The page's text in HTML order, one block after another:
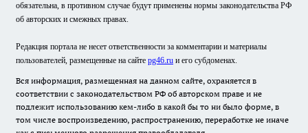
обязательна, в противном случае будут применены нормы законодательства РФ
об авторских и смежных правах.
Редакция портала не несет ответственности за комментарии и материалы
пользователей, размещенные на сайте pg46.ru и его субдоменах.
Вся информация, размещенная на данном сайте, охраняется в
соответствии с законодательством РФ об авторском праве и не
подлежит использованию кем-либо в какой бы то ни было форме, в
том числе воспроизведению, распространению, переработке не иначе